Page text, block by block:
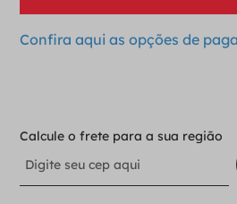
Confira aqui as opções de
Calcule o frete para a sua região